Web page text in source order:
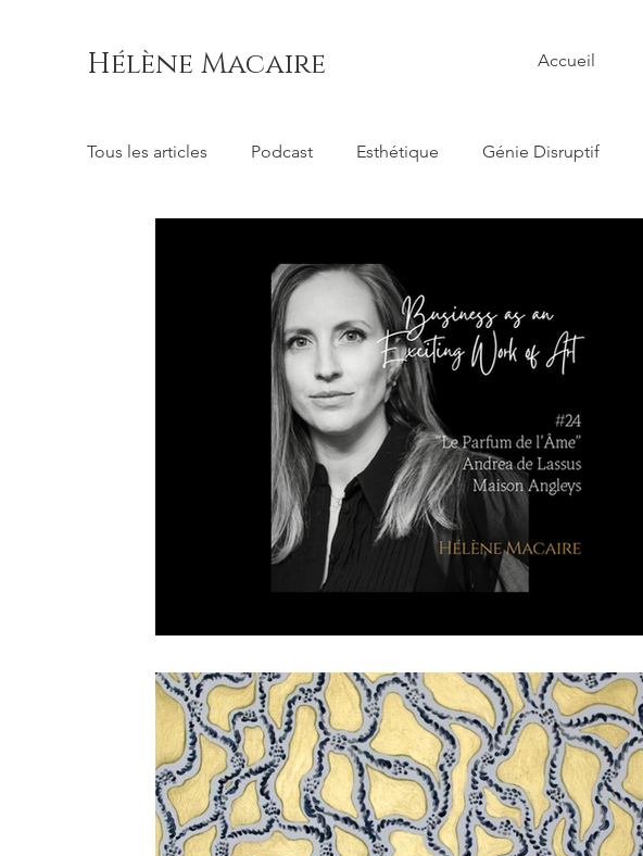
Hélène Macaire Accueil
Tous les articles Podcast Esthétique Génie Disruptif